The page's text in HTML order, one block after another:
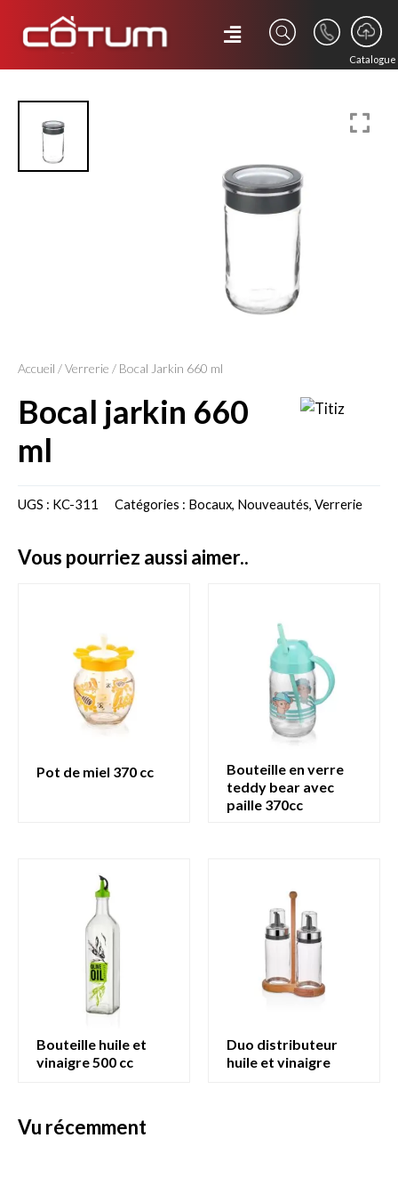
Catalogue
Accueil /Verrerie / Bocal Jarkin 660 ml
bocal jarkin 660
ml
UGS : KC-311 Catégories : Bocaux, Nouveautés, Verrerie
vous pourriez aussi aimer..
pot de miel 370 cc
bouteille en verre
teddy bear avec
paille 370cc
bouteille huile et
vinaigre 500 cc
duo distributeur
huile et vinaigre
vu récemment